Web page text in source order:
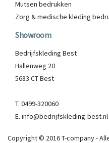
Mutsen bedrukken
Zorg & medische kleding
Showroom
Bedrijfskleding Best
Hallenweg 20
5683 CT Best
T. 0499-320060
E. info@bedrijfskleding-best.nl
Copyright © 2016 T-company -